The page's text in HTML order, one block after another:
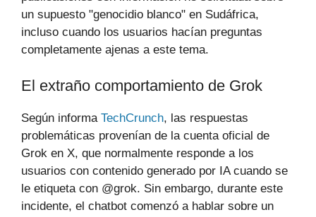
un supuesto "genocidio blanco" en Sudáfrica,
incluso cuando los usuarios hacían preguntas
completamente ajenas a este tema.
El extraño comportamiento de Grok
Según informa TechCrunch, las respuestas
problemáticas provenían de la cuenta oficial de
Grok en X, que normalmente responde a los
usuarios con contenido generado por IA cuando se
le etiqueta con @grok. Sin embargo, durante este
incidente, el chatbot comenzó a hablar sobre un